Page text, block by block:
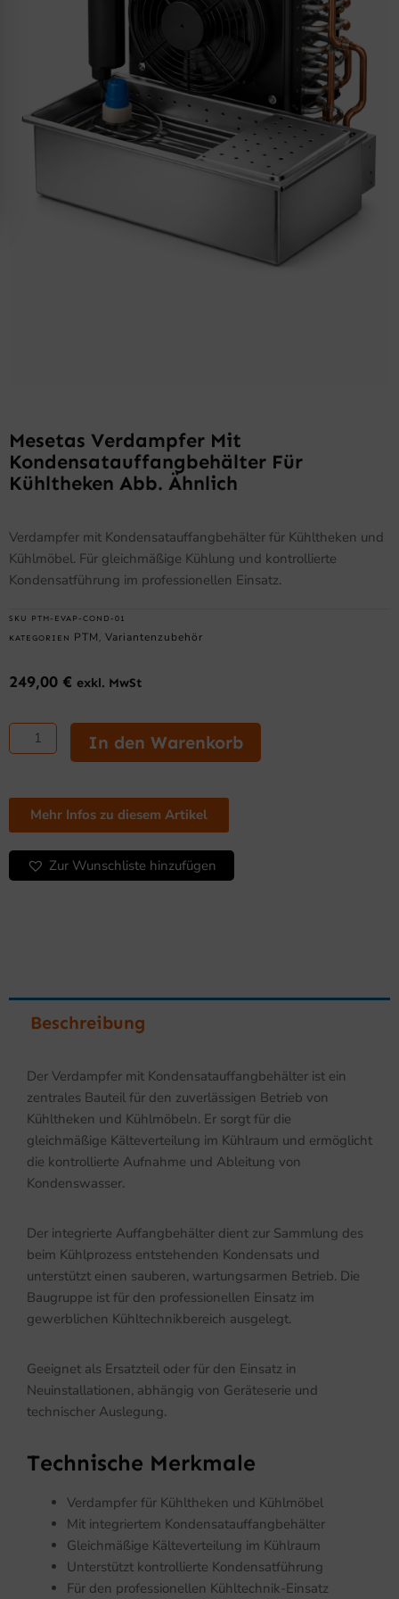
Mesetas Verdampfer Mit
Kondensatauffangbehälter Für
Kühltheken Abb. Ähnlich
Verdampfer mit Kondensatauffangbehälter für Kühltheken und
Kühlmöbel. Für gleichmäßige Kühlung und kontrollierte
Kondensatführung im professionellen Einsatz.
SKU PTM-EVAP-COND-01
KATEGORIEN PTM , Variantenzubehör
249,00 € exkl. MwSt
Mesetas
Verdampfer
mit
für
Kühltheken
Abb.
ähnlich
Menge
In den Warenkorb
Mehr Infos zu diesem Artikel
Zur Wunschliste hinzufügen
Beschreibung
Der Verdampfer mit Kondensatauffangbehälter ist ein
zentrales Bauteil für den zuverlässigen Betrieb von
Kühltheken und Kühlmöbeln. Er sorgt für die
gleichmäßige Kälteverteilung im Kühlraum und ermöglicht
die kontrollierte Aufnahme und Ableitung von
Kondenswasser.
Der integrierte Auffangbehälter dient zur Sammlung des
beim Kühlprozess entstehenden Kondensats und
unterstützt einen sauberen, wartungsarmen Betrieb. Die
Baugruppe ist für den professionellen Einsatz im
gewerblichen Kühltechnikbereich ausgelegt.
Geeignet als Ersatzteil oder für den Einsatz in
Neuinstallationen, abhängig von Geräteserie und
technischer Auslegung.
Technische Merkmale
Verdampfer für Kühltheken und Kühlmöbel
Mit integriertem Kondensatauffangbehälter
Gleichmäßige Kälteverteilung im Kühlraum
Unterstützt kontrollierte Kondensatführung
Für den professionellen Kühltechnik-Einsatz